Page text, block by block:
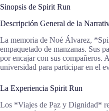
Sinopsis de Spirit Run
Descripción General de la
La memoria de Noé Álvarez,
empaquetado de manzanas. Sus
por encajar con sus compañeros.
universidad para participar en el
La Experiencia Spirit Run
Los *Viajes de Paz y Dignidad*